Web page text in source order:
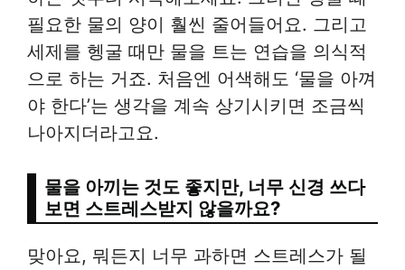
필요한 물의 양이 훨씬 줄어들어요. 그리고
세제를 헹굴 때만 물을 트는 연습을 의식적
으로 하는 거죠. 처음엔 어색해도 ‘물을 아껴
야 한다’는 생각을 계속 상기시키면 조금씩
나아지더라고요.
물을 아끼는 것도 좋지만, 너무 신경 쓰다
보면 스트레스받지 않을까요?
맞아요, 뭐든지 너무 과하면 스트레스가 될